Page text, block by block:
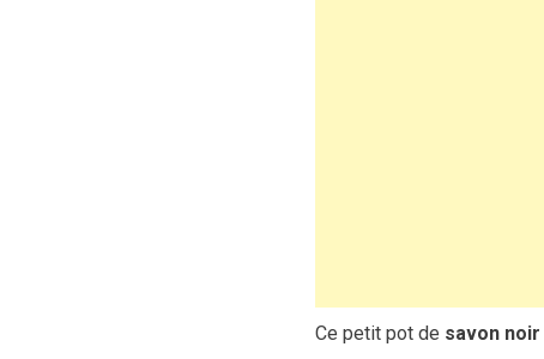
Ce petit pot de savon noir